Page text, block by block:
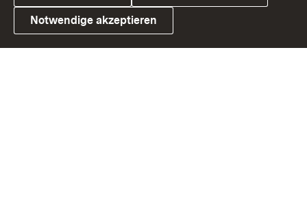
Link zum Landesportal
Notwendige akzeptieren